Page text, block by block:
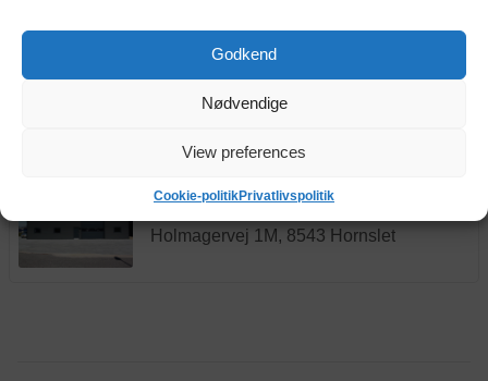
Godkend
Nødvendige
View preferences
Cookie-politikPrivatlivspolitik
BilligDepot.dk Hornslet
Holmagervej 1M, 8543 Hornslet